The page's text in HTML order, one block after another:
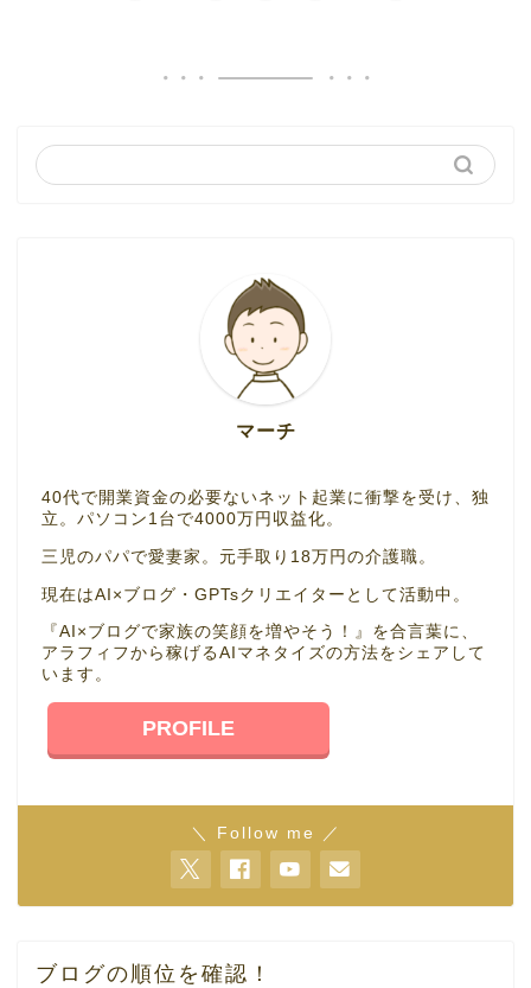
マーチ
40代で開業資金の必要ないネット起業に衝撃を受け、独
立。パソコン1台で4000万円収益化。
三児のパパで愛妻家。元手取り18万円の介護職。
現在はAI×ブログ・GPTsクリエイターとして活動中。
『AI×ブログで家族の笑顔を増やそう！』を合言葉に、
アラフィフから稼げるAIマネタイズの方法をシェアして
います。
PROFILE
＼ Follow me ／
ブログの順位を確認！